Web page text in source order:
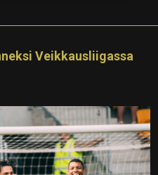
Veikkausliigassa